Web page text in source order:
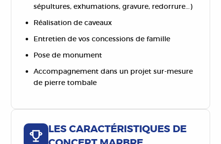
sépultures, exhumations, gravure, redorrure…)
Réalisation de caveaux
Entretien de vos concessions de famille
Pose de monument
Accompagnement dans un projet sur-mesure
de pierre tombale
LES CARACTÉRISTIQUES DE